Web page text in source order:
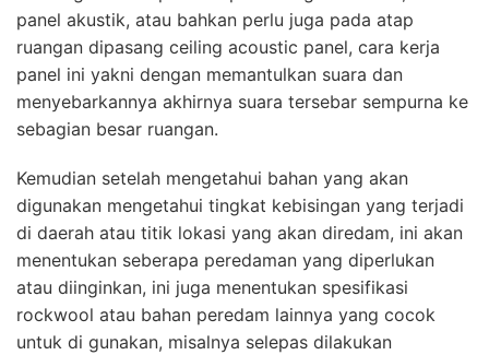
panel akustik, atau bahkan perlu juga pada atap
ruangan dipasang ceiling acoustic panel, cara kerja
panel ini yakni dengan memantulkan suara dan
menyebarkannya akhirnya suara tersebar sempurna ke
sebagian besar ruangan.
Kemudian setelah mengetahui bahan yang akan
digunakan mengetahui tingkat kebisingan yang terjadi
di daerah atau titik lokasi yang akan diredam, ini akan
menentukan seberapa peredaman yang diperlukan
atau diinginkan, ini juga menentukan spesifikasi
rockwool atau bahan peredam lainnya yang cocok
untuk di gunakan, misalnya selepas dilakukan